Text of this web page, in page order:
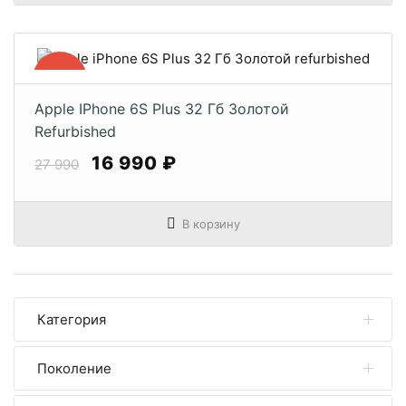
Apple IPhone 6S Plus 32 Гб Золотой
Refurbished
27 990 16 990 ₽
В корзину
Категория
iPhone 17 Pro Max
Поколение